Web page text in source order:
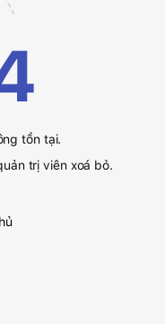
tồn tại.
trị viên xoá bỏ.